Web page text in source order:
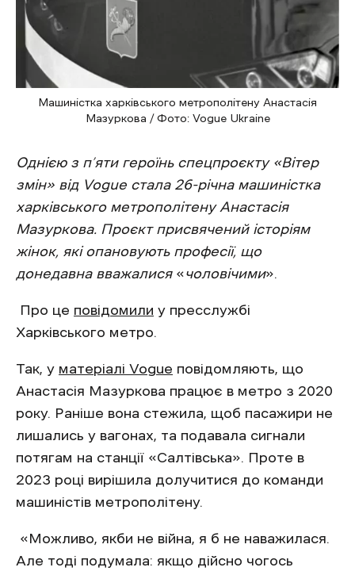
Машиністка харківського метрополітену Анастасія
Мазуркова / Фото: Vogue Ukraine
Однією з п’яти героїнь спецпроєкту «Вітер
змін» від Vogue стала 26-річна машиністка
харківського метрополітену Анастасія
Мазуркова. Проєкт присвячений історіям
жінок, якіопановують професії, що
донедавна вважалися «чоловічими».
Про це повідомили у пресслужбі
Харківського метро.
Так, у матеріалі Vogue повідомляють, що
Анастасія Мазуркова працює в метро з 2020
року. Раніше вона стежила, щоб пасажири не
лишались у вагонах, та подавала сигнали
потягам на станції «Салтівська». Проте в
2023 році вирішила долучитися до команди
машиністів метрополітену.
«Можливо, якби не війна, я б не наважилася.
Але тоді подумала: якщо дійсно чогось